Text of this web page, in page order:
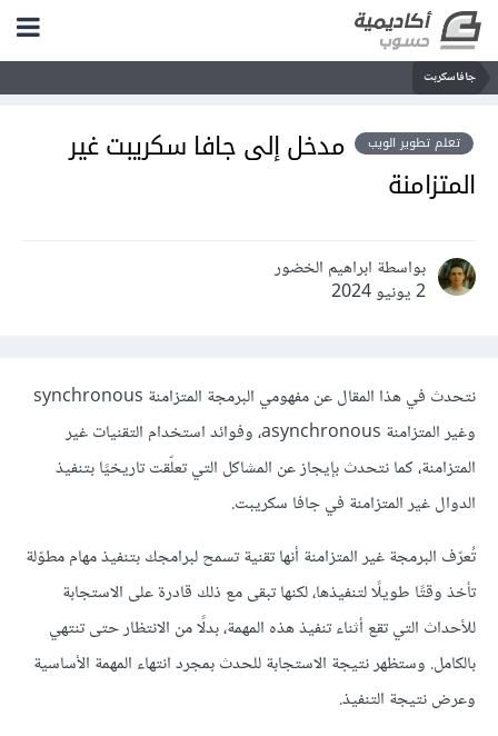
جافاسكربت
تعلم تطوير الويب
مدخل إلى جافا سكريبت غير
المتزامنة
بواسطة ابراهيم الخضور
2 يونيو 2024
نتحدث في هذا المقال عن مفهومي البرمجة المتزامنة synchronous
وغير المتزامنة asynchronous، وفوائد استخدام التقنيات غير
المتزامنة، كما نتحدث بإيجاز عن المشاكل التي تعلّقت تاريخيًا بتنفيذ
الدوال غير المتزامنة في جافا سكريبت.
تُعرّف البرمجة غير المتزامنة أنها تقنية تسمح لبرامجك بتنفيذ مهام مطوّلة
تأخذ وقتًا طويلًا لتنفيذها، لكنها تبقى مع ذلك قادرة على الاستجابة
للأحداث التي تقع أثناء تنفيذ هذه المهمة، بدلًا من الانتظار حتى تنتهي
بالكامل. وستظهر نتيجة الاستجابة للحدث بمجرد انتهاء المهمة اﻷساسية
وعرض نتيجة التنفيذ.